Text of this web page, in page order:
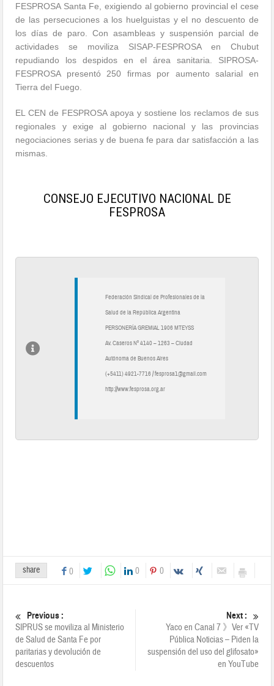
FESPROSA Santa Fe, exigiendo al gobierno provincial el cese
de las persecuciones a los huelguistas y el no descuento de
los días de paro. Con asambleas y suspensión parcial de
actividades se moviliza SISAP-FESPROSA en Chubut
repudiando los despidos en el área sanitaria. SIPROSA-
FESPROSA presentó 250 firmas por aumento salarial en
Tierra del Fuego.
EL CEN de FESPROSA apoya y sostiene los reclamos de sus
regionales y exige al gobierno nacional y las provincias
negociaciones serias y de buena fe para dar satisfacción a las
mismas.
CONSEJO EJECUTIVO NACIONAL DE
FESPROSA
Federación Sindical de Profesionales de la
Salud de la República Argentina
PERSONERÍA GREMIAL 1906 MTEYSS
Av. Caseros Nº 4140 – 1263 – Ciudad
Autónoma de Buenos Aires
(+5411) 4921-7716 / fesprosa1@gmail.com
http://www.fesprosa.org.ar
share 0 0 0
Previous :
SIPRUS se moviliza al Ministerio
de Salud de Santa Fe por
paritarias y devolución de
descuentos
Next :
Yaco en Canal 7 》Ver «TV
Pública Noticias – Piden la
suspensión del uso del glifosato»
en YouTube